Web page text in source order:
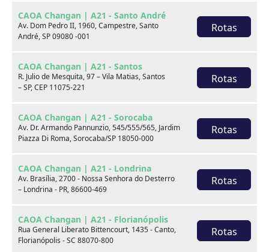
CAOA Changan | A21 - Santo André
Av. Dom Pedro II, 1960, Campestre, Santo
André, SP 09080 -001
Rotas
CAOA Changan | A21 - Santos
R. Julio de Mesquita, 97 – Vila Matias, Santos
– SP, CEP 11075-221
Rotas
CAOA Changan | A21 - Sorocaba
Av. Dr. Armando Pannunzio, 545/555/565, Jardim
Piazza Di Roma, Sorocaba/SP 18050-000
Rotas
CAOA Changan | A21 - Londrina
Av. Brasília, 2700 - Nossa Senhora do Desterro
– Londrina - PR, 86600-469
Rotas
CAOA Changan | A21 - Florianópolis
Rua General Liberato Bittencourt, 1435 - Canto,
Florianópolis - SC 88070-800
Rotas
Consulte por marca
Destaques